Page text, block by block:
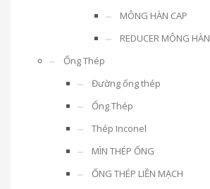
MÔNG HÀN CAP
REDUCER MÔNG HÀN
Ống Thép
Đường ống thép
Ống Thép
Thép Inconel
MÌN THÉP ỐNG
ỐNG THÉP LIỀN MẠCH